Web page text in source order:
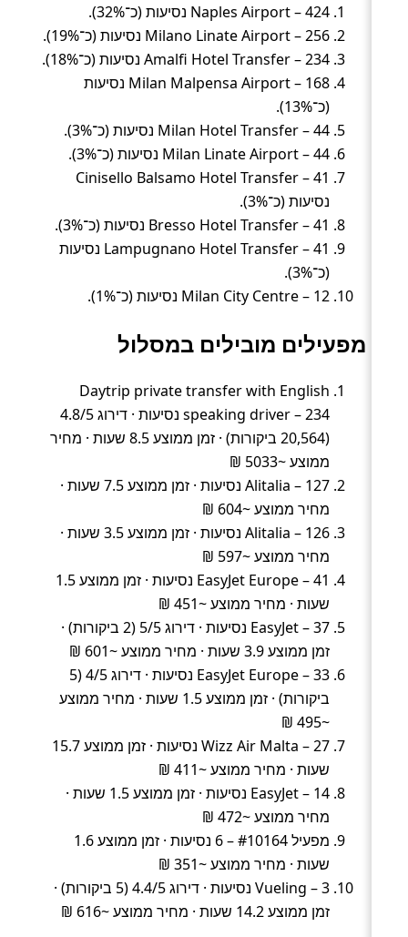
Naples Airport – 424 נסיעות (כ־32%).
Milano Linate Airport – 256 נסיעות (כ־19%).
Amalfi Hotel Transfer – 234 נסיעות (כ־18%).
Milan Malpensa Airport – 168 נסיעות
(כ־13%).
Milan Hotel Transfer – 44 נסיעות (כ־3%).
Milan Linate Airport – 44 נסיעות (כ־3%).
Cinisello Balsamo Hotel Transfer – 41
נסיעות (כ־3%).
Bresso Hotel Transfer – 41 נסיעות (כ־3%).
Lampugnano Hotel Transfer – 41 נסיעות
(כ־3%).
Milan City Centre – 12 נסיעות (כ־1%).
מפעילים מובילים במסלול
Daytrip private transfer with English
speaking driver – 234 נסיעות · דירוג 4.8/5
(20,564 ביקורות) · זמן ממוצע 8.5 שעות · מחיר
ממוצע ~5033 ₪
Alitalia – 127 נסיעות · זמן ממוצע 7.5 שעות ·
מחיר ממוצע ~604 ₪
Alitalia – 126 נסיעות · זמן ממוצע 3.5 שעות ·
מחיר ממוצע ~597 ₪
EasyJet Europe – 41 נסיעות · זמן ממוצע 1.5
שעות · מחיר ממוצע ~451 ₪
EasyJet – 37 נסיעות · דירוג 5/5 (2 ביקורות) ·
זמן ממוצע 3.9 שעות · מחיר ממוצע ~601 ₪
EasyJet Europe – 33 נסיעות · דירוג 4/5 (5
ביקורות) · זמן ממוצע 1.5 שעות · מחיר ממוצע
~495 ₪
Wizz Air Malta – 27 נסיעות · זמן ממוצע 15.7
שעות · מחיר ממוצע ~411 ₪
EasyJet – 14 נסיעות · זמן ממוצע 1.5 שעות ·
מחיר ממוצע ~472 ₪
מפעיל #10164 – 6 נסיעות · זמן ממוצע 1.6
שעות · מחיר ממוצע ~351 ₪
Vueling – 3 נסיעות · דירוג 4.4/5 (5 ביקורות) ·
זמן ממוצע 14.2 שעות · מחיר ממוצע ~616 ₪